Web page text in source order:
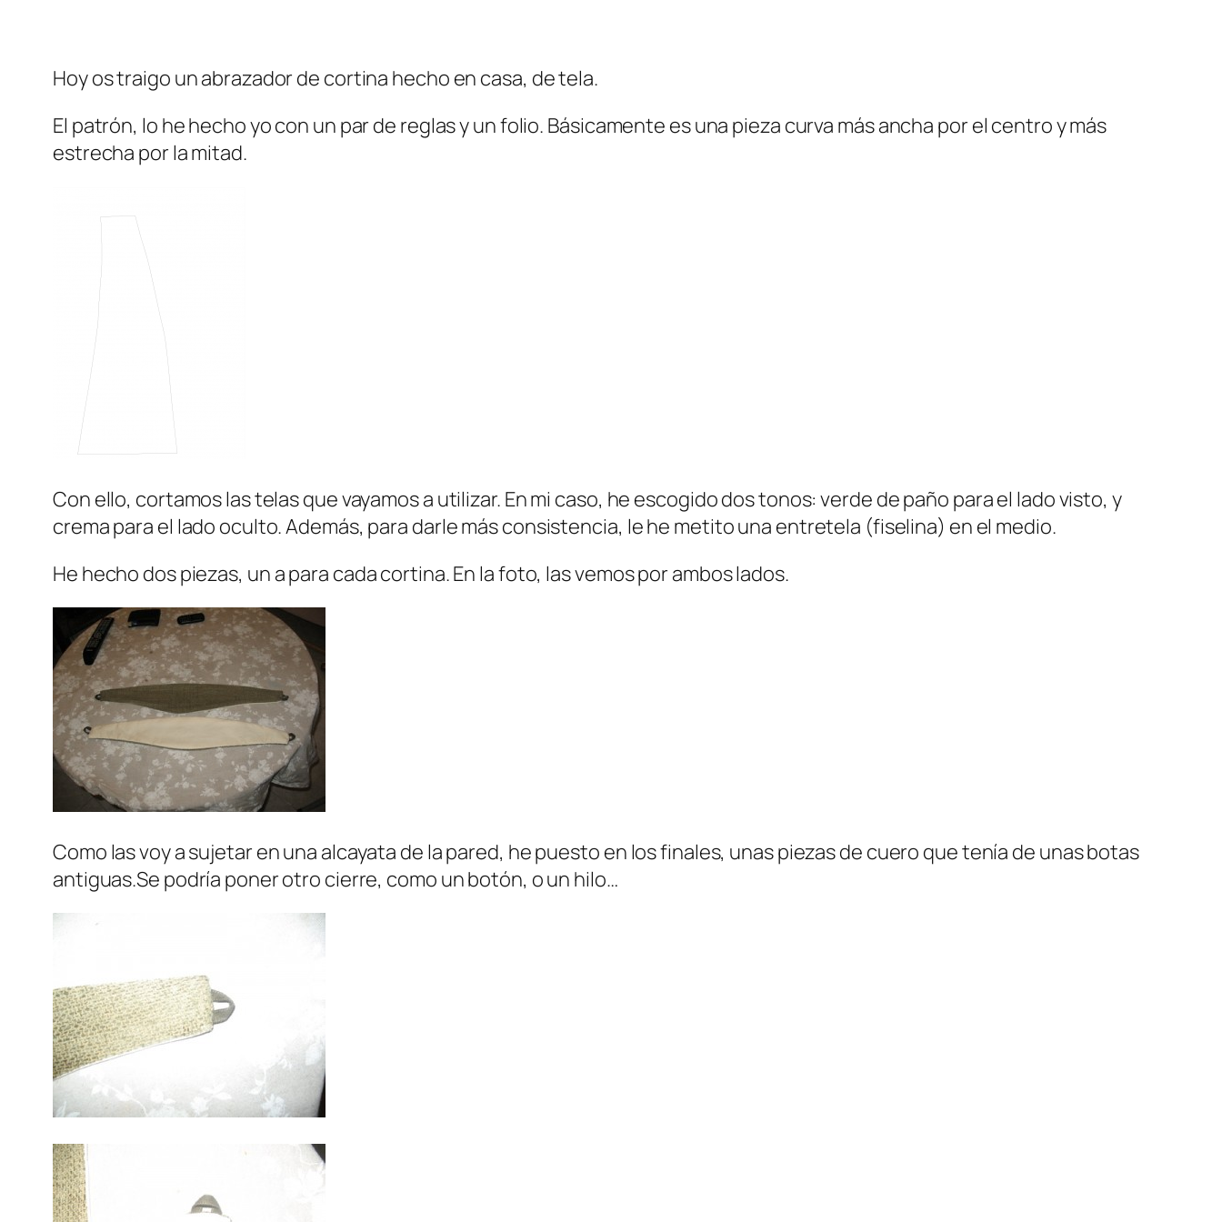
Hoy os traigo un abrazador de cortina hecho en casa, de tela.
El patrón, lo he hecho yo con un par de reglas y un folio. Básicamente es una pieza curva más ancha por el centro y más
estrecha por la mitad.
Con ello, cortamos las telas que vayamos a utilizar. En mi caso, he escogido dos tonos: verde de paño para el lado visto, y
crema para el lado oculto. Además, para darle más consistencia, le he metito una entretela (fiselina) en el medio.
He hecho dos piezas, un a para cada cortina. En la foto, las vemos por ambos lados.
Como las voy a sujetar en una alcayata de la pared, he puesto en los finales, unas piezas de cuero que tenía de unas botas
antiguas.Se podría poner otro cierre, como un botón, o un hilo…